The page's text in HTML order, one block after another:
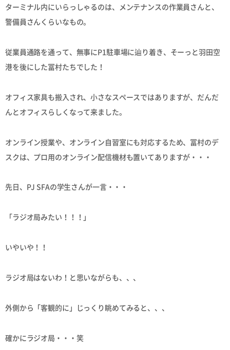
ターミナル内にいらっしゃるのは、メンテナンスの作業員さんと、
警備員さんくらいなもの。
従業員通路を通って、無事にP1駐車場に辿り着き、そーっと羽田空
港を後にした冨村たちでした！
オフィス家具も搬入され、小さなスペースではありますが、だんだ
んとオフィスらしくなって来ました。
オンライン授業や、オンライン自習室にも対応するため、冨村のデ
スクは、プロ用のオンライン配信機材も置いてありますが・・・
先日、PJ SFAの学生さんが一言・・・
「ラジオ局みたい！！！」
いやいや！！
ラジオ局はないわ！と思いながらも、、、
外側から「客観的に」じっくり眺めてみると、、、
確かにラジオ局・・・笑